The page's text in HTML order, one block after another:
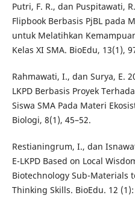
Putri, F. R., dan Puspitawati,
Flipbook Berbasis PjBL pada
untuk Melatihkan
Kelas XI SMA. BioEdu, 13(1),
Rahmawati, I., dan Surya, E.
LKPD Berbasis Proyek
Siswa SMA Pada Materi
Biologi, 8(1), 45–52.
Restianingrum, I., dan
E-LKPD Based on Local
Biotechnology Sub-Materials
Thinking Skills. BioEdu. 12